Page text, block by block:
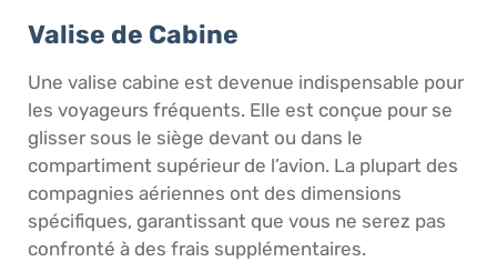
Valise de Cabine
Une valise cabine est devenue indispensable pour
les voyageurs fréquents. Elle est conçue pour se
glisser sous le siège devant ou dans le
compartiment supérieur de l’avion. La plupart des
compagnies aériennes ont des dimensions
spécifiques, garantissant que vous ne serez pas
confronté à des frais supplémentaires.